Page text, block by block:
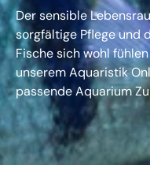
Der sensible
sorgfältige Pflege und
Fische sich wohl
unserem Aquaristik
passende Aquarium